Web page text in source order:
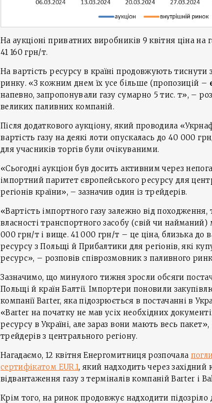
На аукціоні приватних виробників 9 квітня ціна на
41 160 грн/т.
На вартість ресурсу в країні продовжують тиснути
ринку. «З кожним днем їх усе більше (пропозицій –
напевно, запропонували газу сумарно 5 тис. т», –
великих паливних компаній.
Після додаткового аукціону, який проводила
вартість газу на деякі лоти опускалась до 40 000
для учасників торгів були очікуваними.
«Сьогодні аукціон був досить активним через
імпортний паритет європейського ресурсу для
регіонів країни», – зазначив один із трейдерів.
«Вартість імпортного газу залежно від
власності транспортного засобу (свій чи найманий)
000 грн/т і вище. 41 000 грн/т – це ціна, близька до
ресурсу з Польщі й Прибалтики для регіонів, які
ресурс», – розповів співрозмовник з паливного
Зазначимо, що минулого тижня зросли обсяги
Польщі й країн Балтії. Імпортери поновили
компанії Barter, яка підозрюється в постачанні в
«Barter на початку не мав усіх необхідних
ресурсу в Україні, але зараз вони мають весь пакет»,
трейдерів з центрального регіону.
Нагадаємо, 12 квітня Енергомитниця розпочала
сертифікатом EUR.1, який надходить через західний
відвантаження газу з терміналів компаній Barter і
Крім того, на ринок продовжує надходити підозріло